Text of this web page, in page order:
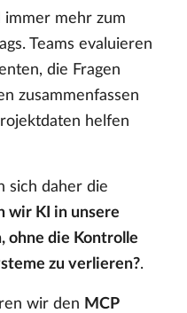
immer mehr zum
Teams evaluieren
die Fragen
zusammenfassen
helfen
sich daher die
wir KI in unsere
ohne die Kontrolle
zu verlieren?.
wir den MCP